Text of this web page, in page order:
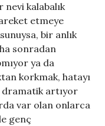
kalabalık
etmeye
bir anlık
sonradan
ya da
korkmak, hatayı
dramatik artıyor
var olan onlarca
genç